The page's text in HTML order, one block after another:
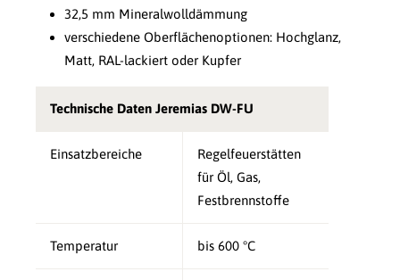
32,5 mm Mineralwolldämmung
verschiedene Oberflächenoptionen: Hochglanz,
Matt, RAL-lackiert oder Kupfer
Technische Daten Jeremias DW-FU
Einsatzbereiche
Regelfeuerstätten
für Öl, Gas,
Festbrennstoffe
Temperatur bis 600 °C